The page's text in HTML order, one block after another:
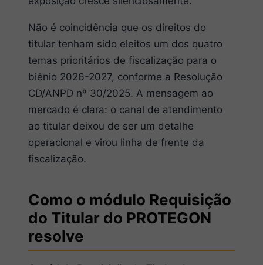
Não é coincidência que os direitos do
titular tenham sido eleitos um dos quatro
temas prioritários de fiscalização para o
biênio 2026-2027, conforme a Resolução
CD/ANPD nº 30/2025. A mensagem ao
mercado é clara: o canal de atendimento
ao titular deixou de ser um detalhe
operacional e virou linha de frente da
fiscalização.
Como o módulo Requisição
do Titular do PROTEGON
resolve